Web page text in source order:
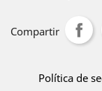
Compartir
Política de